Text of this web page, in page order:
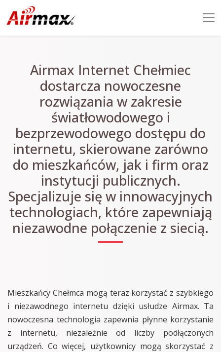
Airmax Internet Chełmiec
dostarcza nowoczesne
rozwiązania w zakresie
światłowodowego i
bezprzewodowego dostępu do
internetu, skierowane zarówno
do mieszkańców, jak i firm oraz
instytucji publicznych.
Specjalizuje się w innowacyjnych
technologiach, które zapewniają
niezawodne połączenie z siecią.
Mieszkańcy Chełmca mogą teraz korzystać z szybkiego
i niezawodnego internetu dzięki usłudze Airmax. Ta
nowoczesna technologia zapewnia płynne korzystanie
z internetu, niezależnie od liczby podłączonych
urządzeń. Co więcej, użytkownicy mogą skorzystać z